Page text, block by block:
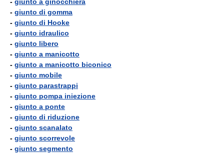
- giunto di gomma
- giunto di Hooke
- giunto idraulico
- giunto libero
- giunto a manicotto
- giunto a manicotto biconico
- giunto mobile
- giunto parastrappi
- giunto pompa iniezione
- giunto a ponte
- giunto di riduzione
- giunto scanalato
- giunto scorrevole
- giunto segmento